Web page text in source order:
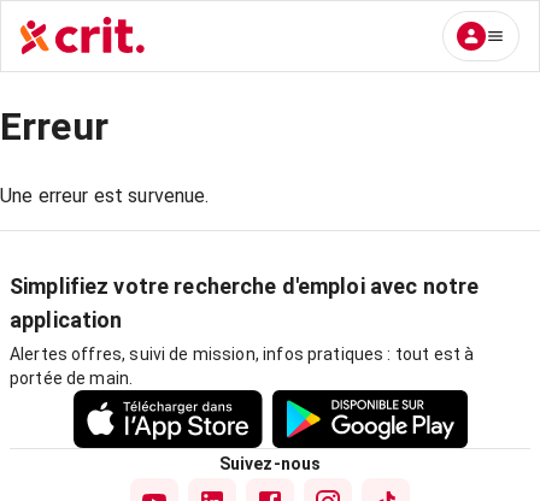
Erreur
Une erreur est survenue.
Simplifiez votre recherche d'emploi avec notre
application
Alertes offres, suivi de mission, infos pratiques : tout est à
portée de main.
Suivez-nous